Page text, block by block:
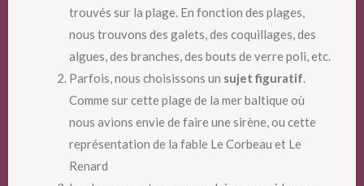
trouvés sur la plage. En fonction des plages,
nous trouvons des galets, des coquillages, des
algues, des branches, des bouts de verre poli, etc.
Parfois, nous choisissons un sujet figuratif.
Comme sur cette plage de la mer baltique où
nous avions envie de faire une sirène, ou cette
représentation de la fable Le Corbeau et Le
Renard